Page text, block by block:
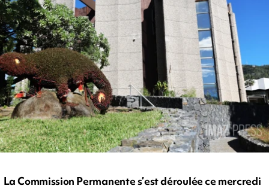
La Commission Permanente s’est déroulée ce mercredi